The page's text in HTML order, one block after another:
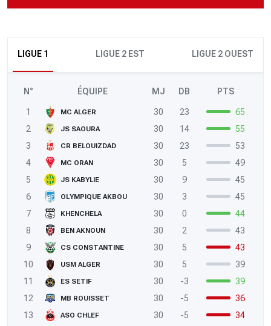
LIGUE 1 LIGUE 2 EST LIGUE 2 OUEST
N° ÉQUIPE MJ DB PTS
1 MC ALGER 30 23
65
2
JS SAOURA 30 14
55
3
CR BELOUIZDAD 30 23
53
4
MC ORAN 30 5
49
5
JS KABYLIE 30 9
45
6
OLYMPIQUE AKBOU 30 3
45
7
KHENCHELA 30 0
44
8
BEN AKNOUN 30 2
43
9
CS CONSTANTINE 30 5
43
10
USM ALGER 30 5
39
11
ES SETIF 30 -3
39
12
MB ROUISSET 30 -5
36
13
ASO CHLEF 30 -5
34